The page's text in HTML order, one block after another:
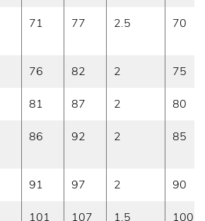
71 77 2.5 70
76 82 2 75
81 87 2 80
86 92 2 85
91 97 2 90
101 107 1.5 100